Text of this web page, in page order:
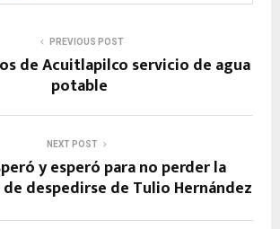
PREVIOUS POST
de Acuitlapilco servicio de agua
potable
NEXT POST
y esperó para no perder la
despedirse de Tulio Hernández